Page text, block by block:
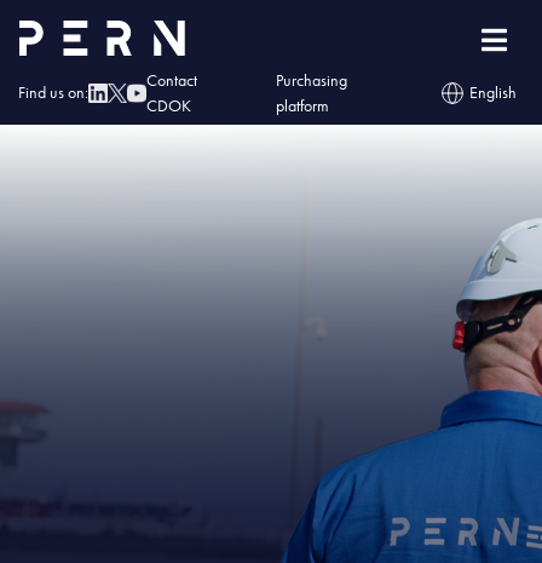
Find us on:
Contact
CDOK
Purchasing
platform
English
Home »IMG – PERN najbardziej wiarygodną firmą branży